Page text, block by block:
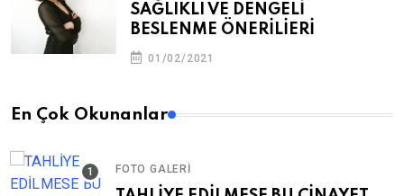
SAĞLIKLI VE DENGELİ
BESLENME ÖNERİLİERİ
01/02/2021
En Çok Okunanlar
FOTO GALERI